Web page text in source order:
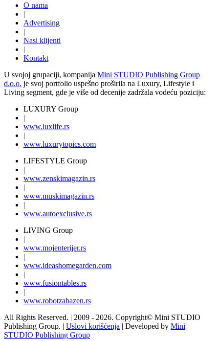
O nama
|
Advertising
|
Nasi klijenti
|
Kontakt
U svojoj grupaciji, kompanija Mini STUDIO Publishing Group
d.o.o. je svoj portfolio uspešno proširila na Luxury, Lifestyle i
Living segment, gde je više od decenije zadržala vodeću poziciju:
LUXURY Group
|
www.luxlife.rs
|
www.luxurytopics.com
LIFESTYLE Group
|
www.zenskimagazin.rs
|
www.muskimagazin.rs
|
www.autoexclusive.rs
LIVING Group
|
www.mojenterijer.rs
|
www.ideashomegarden.com
|
www.fusiontables.rs
|
www.robotzabazen.rs
All Rights Reserved. | 2009 - 2026. Copyright© Mini STUDIO
Publishing Group. | Uslovi korišćenja | Developed by Mini
STUDIO Publishing Group